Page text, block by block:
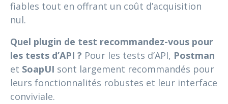
fiables tout en offrant un coût d’acquisition
nul.
Quel plugin de test recommandez-vous pour
les tests d’API ? Pour les tests d’API, Postman
et SoapUI sont largement recommandés pour
leurs fonctionnalités robustes et leur interface
conviviale.